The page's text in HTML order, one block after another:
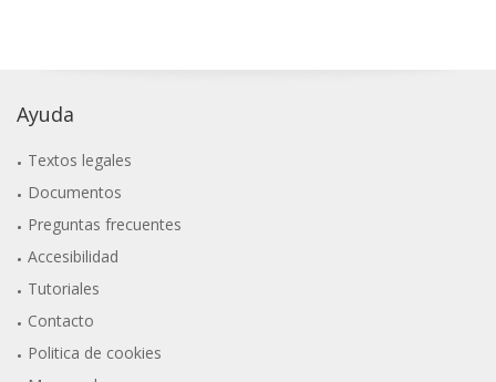
Ayuda
Textos legales
Documentos
Preguntas frecuentes
Accesibilidad
Tutoriales
Contacto
Politica de cookies